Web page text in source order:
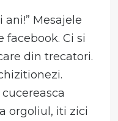
Mesajele
facebook. Ci si
din trecatori.
orgoliul, iti zici